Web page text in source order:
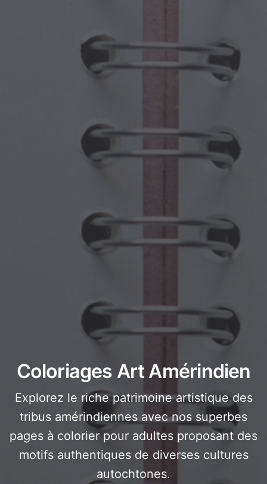
Coloriages Art Amérindien
Explorez le riche patrimoine artistique des
tribus amérindiennes avec nos superbes
pages à colorier pour adultes proposant des
motifs authentiques de diverses cultures
autochtones.